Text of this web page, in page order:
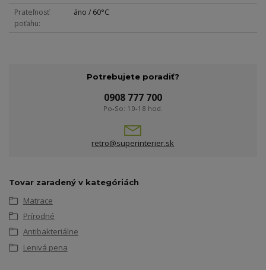
Prateľnosť
poťahu
áno / 60°C
Potrebujete poradiť?
0908 777 700
Po-So: 10-18 hod.
retro@superinterier.sk
Tovar zaradený v kategóriách
Matrace
Prírodné
Antibakteriálne
Lenivá pena